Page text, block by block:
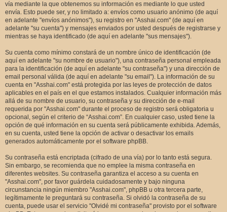
vía mediante la que obtenemos su información es mediante lo que usted
envía. Esto puede ser, y no limitado a: envíos como usuario anónimo (de aquí
en adelante "envíos anónimos"), su registro en "Asshai.com" (de aquí en
adelante "su cuenta") y mensajes enviados por usted después de registrarse y
mientras se haya identificado (de aquí en adelante "sus mensajes").
Su cuenta como mínimo constará de un nombre único de identificación (de
aquí en adelante "su nombre de usuario"), una contraseña personal empleada
para la identificación (de aquí en adelante "su contraseña") y una dirección de
email personal válida (de aquí en adelante "su email"). La información de su
cuenta en "Asshai.com" está protegida por las leyes de protección de datos
aplicables en el país en el que estamos instalados. Cualquier información más
allá de su nombre de usuario, su contraseña y su dirección de e-mail
requerida por "Asshai.com" durante el proceso de registro será obligatoria u
opcional, según el criterio de “Asshai.com”. En cualquier caso, usted tiene la
opción de qué información en su cuenta será públicamente exhibida. Además,
en su cuenta, usted tiene la opción de activar o desactivar los emails
generados automáticamente por el software phpBB.
Su contraseña está encriptada (cifrado de una vía) por lo tanto está segura.
Sin embargo, se recomienda que no emplee la misma contraseña en
diferentes websites. Su contraseña garantiza el acceso a su cuenta en
"Asshai.com", por favor guárdela cuidadosamente y bajo ninguna
circunstancia ningún miembro "Asshai.com", phpBB u otra tercera parte,
legítimamente le preguntará su contraseña. Si olvidó la contraseña de su
cuenta, puede usar el servicio "Olvidé mi contraseña" provisto por el software